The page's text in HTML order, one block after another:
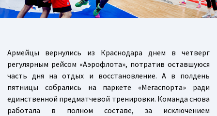
Армейцы вернулись из Краснодара днем в четверг
регулярным рейсом «Аэрофлота», потратив оставшуюся
часть дня на отдых и восстановление. А в полдень
пятницы собрались на паркете «Мегаспорта» ради
единственной предматчевой тренировки. Команда снова
работала в полном составе, за исключением